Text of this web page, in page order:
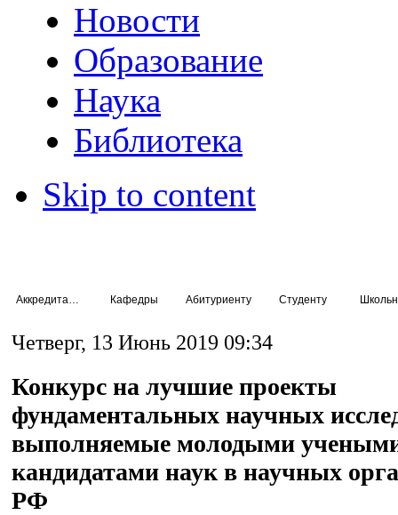
Новости
Образование
Наука
Библиотека
Skip to content
Кафедры Абитуриенту Студенту
Четверг, 13 Июнь 2019 09:34
Конкурс на лучшие проекты
фундаментальных научных
выполняемые молодыми
кандидатами наук в научных
РФ